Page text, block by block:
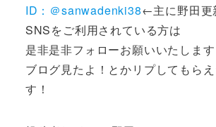
ID：＠sanwadenki38←主に野田更
SNSをご利用されている方は
是非是非フォローお願いいたします
ブログ見たよ！とかリプしてもら
す！